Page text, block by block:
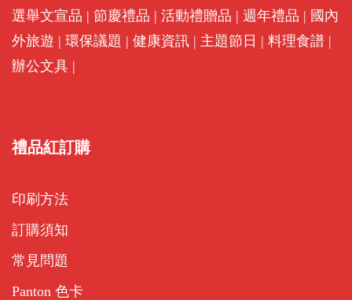
選舉文宣品 | 節慶禮品 | 活動禮贈品 | 週年禮品 | 國內
外旅遊 | 環保議題 | 健康資訊 | 主題節日 | 料理食譜 |
辦公文具 |
禮品紅訂購
印刷方法
訂購須知
常見問題
Panton 色卡